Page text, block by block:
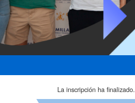
La inscripción ha finalizado.